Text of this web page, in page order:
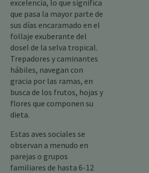
excelencia, lo que significa
que pasa la mayor parte de
sus días encaramado en el
follaje exuberante del
dosel de la selva tropical.
Trepadores y caminantes
hábiles, navegan con
gracia por las ramas, en
busca de los frutos, hojas y
flores que componen su
dieta.
Estas aves sociales se
observan a menudo en
parejas o grupos
familiares de hasta 6-12